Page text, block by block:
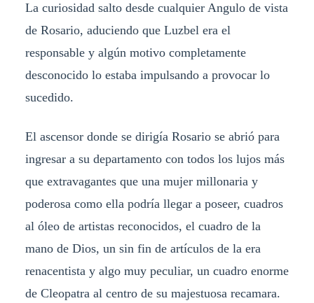
La curiosidad salto desde cualquier Angulo de vista
de Rosario, aduciendo que Luzbel era el
responsable y algún motivo completamente
desconocido lo estaba impulsando a provocar lo
sucedido.
El ascensor donde se dirigía Rosario se abrió para
ingresar a su departamento con todos los lujos más
que extravagantes que una mujer millonaria y
poderosa como ella podría llegar a poseer, cuadros
al óleo de artistas reconocidos, el cuadro de la
mano de Dios, un sin fin de artículos de la era
renacentista y algo muy peculiar, un cuadro enorme
de Cleopatra al centro de su majestuosa recamara.